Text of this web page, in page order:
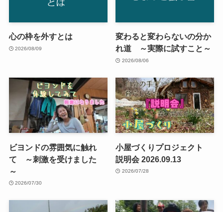
心の枠を外すとは
2026/08/09
変わると変わらないの分か
れ道 ～実際に試すこと～
2026/08/06
ビヨンドの雰囲気に触れ
て ～刺激を受けました
～
2026/07/30
小屋づくりプロジェクト
説明会 2026.09.13
2026/07/28